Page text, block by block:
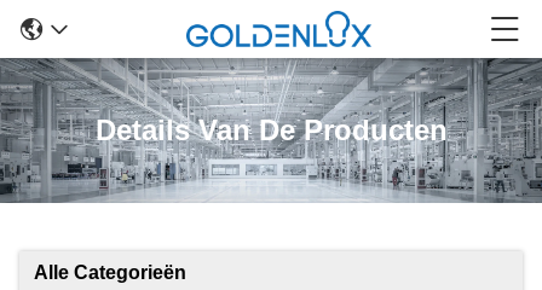
Details Van De Producten
Alle Categorieën